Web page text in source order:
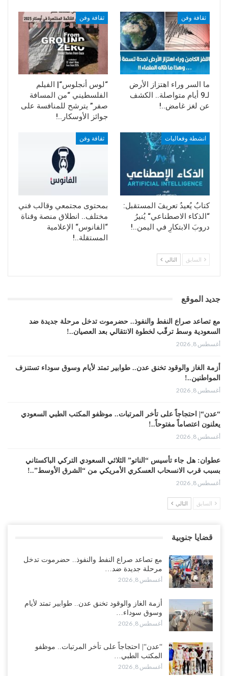
ثقافة وفن
ما السر وراء اهتزاز الأرض
لـ9 أيام متواصلة.. الكشف
عن لغز غامض..!
ثقافة وفن
“لوس أنجلوس“| الفيلم
الفلسطيني “من المسافة
صفر” يترشح للمنافسة على
جوائز الأوسكار..!
انشطة وفعاليات
كتابٌ يُعيدُ تعريفَ المستقبل:
“الذكاء الاصطناعي“ يُنيرُ
دروبَ الابتكارِ في اليمن..!
ثقافة وفن
بمحتوى مجتمعي وقالب فني
مختلف.. انطلاق منصة وقناة
“الفانوس“ الإعلامية
المستقلة..!
السابق التالي
جديد الموقع
مع تصاعد صراع النفط والنفوذ.. حضرموت تدخل مرحلة جديدة ضد
السعودية وسط ترقّب لخطوة الانتقالي بعد العصيان..!
أغسطس 8, 2026
أزمة الغاز والوقود تخنق عدن.. طوابير تمتد لأيام وسوق سوداء تستنزف
المواطنين..!
أغسطس 8, 2026
“عدن“| احتجاجاً على تأخر المرتبات.. موظفو المكتب الطبي السعودي
يعلنون اعتصاماً مفتوحاً..!
أغسطس 8, 2026
عطوان: هل جاء تأسيس “الناتو” الثلاثي السعودي التركي الباكستاني
بسبب قرب الانسحاب العسكري الأمريكي من “الشرق الأوسط”..!
أغسطس 8, 2026
من حضرموت إلى عدن.. الانتقالي يصعّد ضد السعودية بعصيان مدني
إسكات الصوت الحضرمي..!
أغسطس 8, 2026
المحافظ الجنيدي يحذر من خطورة المخططات السعودية على ابناء
الجنوب..!
أغسطس 8, 2026
“تقرير“| تفوق استخباري يغيّر قواعد الاشتباك.. كيف أحبطت صنعاء
الهجوم السعودي قبل انطلاقه..!
أغسطس 7, 2026
السابق التالي
قضايا جنوبية
مع تصاعد صراع النفط والنفوذ.. حضرموت تدخل
مرحلة جديدة ضد…
أغسطس 8, 2026
أزمة الغاز والوقود تخنق عدن.. طوابير تمتد لأيام
وسوق سوداء…
أغسطس 8, 2026
“عدن“| احتجاجاً على تأخر المرتبات.. موظفو
المكتب الطبي…
أغسطس 8, 2026